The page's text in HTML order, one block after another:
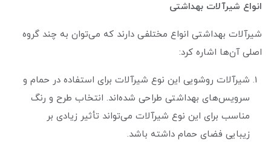
انواع شیرآلات بهداشتی
شیرآلات بهداشتی انواع مختلفی دارند که می‌توان به چند گروه
اصلی آن‌ها اشاره کرد:
شیرآلات روشویی این نوع شیرآلات برای استفاده در حمام و
سرویس‌های بهداشتی طراحی شده‌اند. انتخاب طرح و رنگ
مناسب برای این نوع شیرآلات می‌تواند تأثیر زیادی بر
زیبایی فضای حمام داشته باشد.